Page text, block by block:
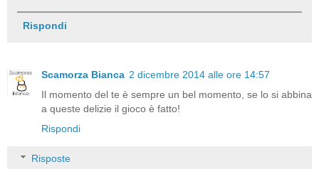
Rispondi
Scamorza Bianca 2 dicembre 2014 alle ore 14:57
Il momento del te è sempre un bel momento, se lo si abbina
a queste delizie il gioco è fatto!
Rispondi
Risposte